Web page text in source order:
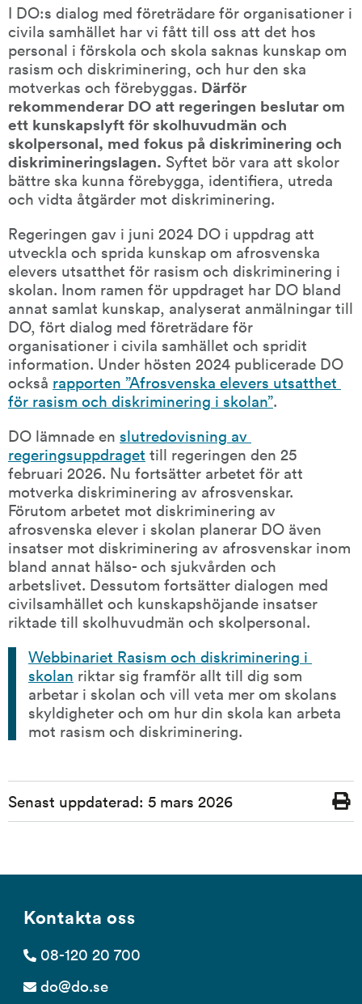
I DO:s dialog med företrädare för organisationer i
civila samhället har vi fått till oss att det hos
personal i förskola och skola saknas kunskap om
rasism och diskriminering, och hur den ska
motverkas och förebyggas. Därför
rekommenderar DO att regeringen beslutar om
ett kunskapslyft för skolhuvudmän och
skolpersonal, med fokus på diskriminering och
diskrimineringslagen. Syftet bör vara att skolor
bättre ska kunna förebygga, identifiera, utreda
och vidta åtgärder mot diskriminering.
Regeringen gav i juni 2024 DO i uppdrag att
utveckla och sprida kunskap om afrosvenska
elevers utsatthet för rasism och diskriminering i
skolan. Inom ramen för uppdraget har DO bland
annat samlat kunskap, analyserat anmälningar till
DO, fört dialog med företrädare för
organisationer i civila samhället och spridit
information. Under hösten 2024 publicerade DO
också rapporten ”Afrosvenska elevers utsatthet
för rasism och diskriminering i skolan”.
DO lämnade en slutredovisning av
regeringsuppdraget till regeringen den 25
februari 2026. Nu fortsätter arbetet för att
motverka diskriminering av afrosvenskar.
Förutom arbetet mot diskriminering av
afrosvenska elever i skolan planerar DO även
insatser mot diskriminering av afrosvenskar inom
bland annat hälso- och sjukvården och
arbetslivet. Dessutom fortsätter dialogen med
civilsamhället och kunskapshöjande insatser
riktade till skolhuvudmän och skolpersonal.
Webbinariet Rasism och diskriminering i
skolan riktar sig framför allt till dig som
arbetar i skolan och vill veta mer om skolans
skyldigheter och om hur din skola kan arbeta
mot rasism och diskriminering.
Sidinformation
Senast uppdaterad: 5 mars 2026
Skriv
ut
Kontakta oss
08-120 20 700
do@do.se